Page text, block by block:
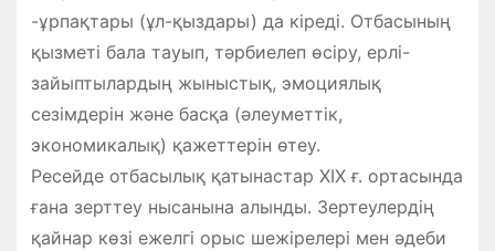
-ұрпақтары (ұл-қыздары) да кіреді. Отбасының
қызметі бала тауып, тәрбиелеп өсіру, ерлі-
зайыптылардың жыныстық, эмоциялық
сезімдерін және басқа (әлеуметтік,
экономикалық) қажеттерін өтеу.
Ресейде отбасылық қатынастар ХІХ ғ. ортасында
ғана зерттеу нысанына алынды. Зертеулердің
қайнар көзі ежелгі орыс шежірелері мен әдеби